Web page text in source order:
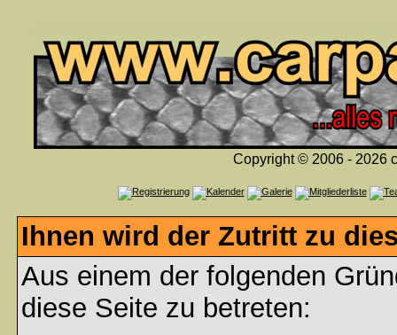
Copyright © 2006 - 2026
Ihnen wird der Zutritt zu
Aus einem der folgenden
diese Seite zu betreten: